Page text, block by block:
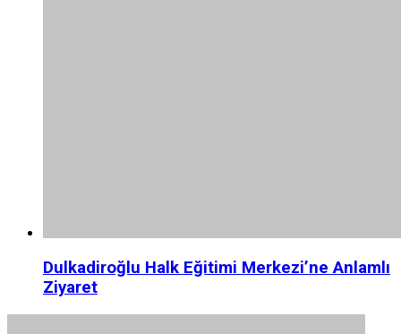
Dulkadiroğlu Halk Eğitimi Merkezi’ne Anlamlı
Ziyaret